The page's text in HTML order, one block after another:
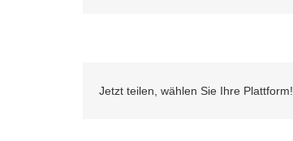
Jetzt teilen, wählen Sie Ihre Plattform!